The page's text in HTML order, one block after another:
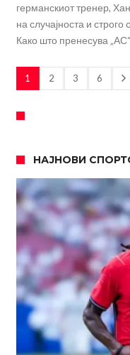
германскиот тренер,
на случајноста и
Како што пренесува
1 2 3 6
НАЈНОВИ